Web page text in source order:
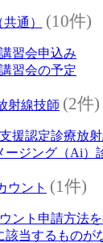
通） (10件)
講習会申込み
講習会の予定
射線技師 (2件)
援認定診療放
ージング（Ai）
ウント (1件)
ント申請方法
該当するものが